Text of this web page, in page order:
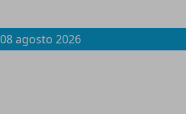
agosto 2026